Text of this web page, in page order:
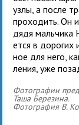
узлы, а после
про­хо­дить. Он
дядя
ется в доро­гих
ное для него,
ле­ния, уже
Фотографии
Таша Березина.
Фотография В.